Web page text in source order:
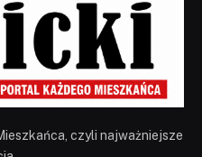
czyli najważniejsze